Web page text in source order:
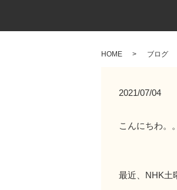
HOME ブログ
2021/07/04
こんにちわ。
最近、NHK土